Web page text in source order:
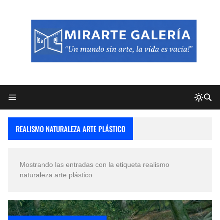
REALISMO NATURALEZA ARTE PLÁSTICO
Mostrando las entradas con la etiqueta realismo
naturaleza arte plástico